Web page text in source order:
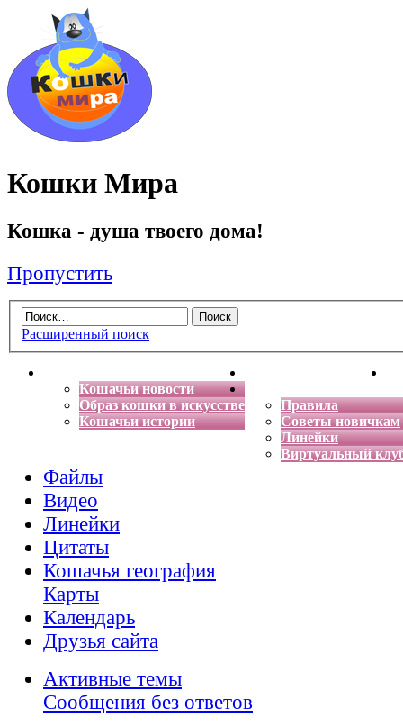
Кошки Мира
Кошка - душа твоего дома!
Пропустить
Расширенный поиск
Кошачьи новости
Образ кошки в искусстве
Кошачьи истории
Энциклопедия кошек
Правила
Советы новичкам
Линейки
Виртуальный
Файлы
Видео
Линейки
Цитаты
Кошачья география
Карты
Календарь
Друзья сайта
Активные темы
Сообщения без ответов